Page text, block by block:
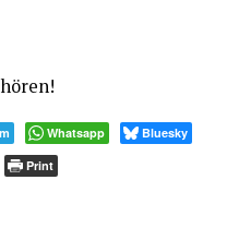
Whatsapp Bluesky
Print